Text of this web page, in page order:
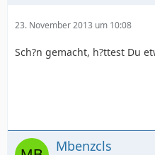
23. November 2013 um 10:08
Sch?n gemacht, h?ttest Du
Mbenzcls